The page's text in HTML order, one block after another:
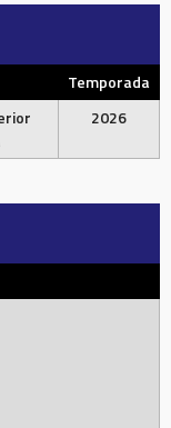
Temporada
2026